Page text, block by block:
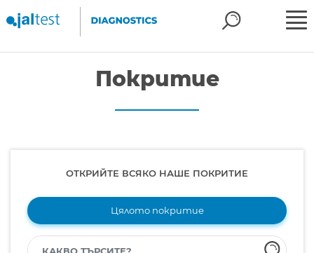
Покритие
ОТКРИЙТЕ ВСЯКО НАШЕ ПОКРИТИЕ
Цялото покритие